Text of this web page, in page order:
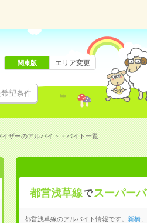
望条件
関東版 エリア変更
ザーのアルバイト・バイト一覧
都営浅草線で スーパー
都営浅草線のアルバイト情報です。 新橋、